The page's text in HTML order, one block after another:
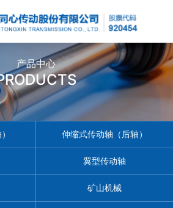
产品中心
伸缩式传动轴（后轴）
翼型传动轴
矿山机械